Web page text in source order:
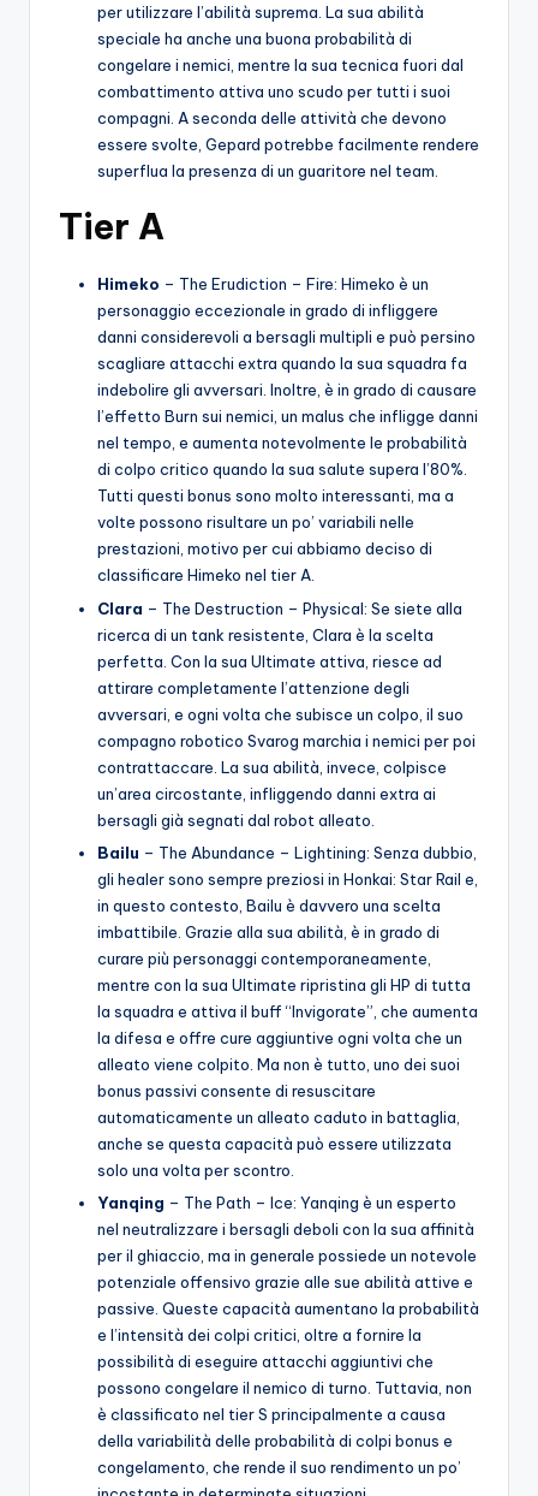
per utilizzare l’abilità suprema. La sua abilità
speciale ha anche una buona probabilità di
congelare i nemici, mentre la sua tecnica fuori dal
combattimento attiva uno scudo per tutti i suoi
compagni. A seconda delle attività che devono
essere svolte, Gepard potrebbe facilmente rendere
superflua la presenza di un guaritore nel team.
Tier A
Himeko – The Erudiction – Fire: Himeko è un
personaggio eccezionale in grado di infliggere
danni considerevoli a bersagli multipli e può persino
scagliare attacchi extra quando la sua squadra fa
indebolire gli avversari. Inoltre, è in grado di causare
l’effetto Burn sui nemici, un malus che infligge danni
nel tempo, e aumenta notevolmente le probabilità
di colpo critico quando la sua salute supera l’80%.
Tutti questi bonus sono molto interessanti, ma a
volte possono risultare un po’ variabili nelle
prestazioni, motivo per cui abbiamo deciso di
classificare Himeko nel tier A.
Clara – The Destruction – Physical: Se siete alla
ricerca di un tank resistente, Clara è la scelta
perfetta. Con la sua Ultimate attiva, riesce ad
attirare completamente l’attenzione degli
avversari, e ogni volta che subisce un colpo, il suo
compagno robotico Svarog marchia i nemici per poi
contrattaccare. La sua abilità, invece, colpisce
un’area circostante, infliggendo danni extra ai
bersagli già segnati dal robot alleato.
Bailu – The Abundance – Lightining: Senza dubbio,
gli healer sono sempre preziosi in Honkai: Star Rail e,
in questo contesto, Bailu è davvero una scelta
imbattibile. Grazie alla sua abilità, è in grado di
curare più personaggi contemporaneamente,
mentre con la sua Ultimate ripristina gli HP di tutta
la squadra e attiva il buff “Invigorate”, che aumenta
la difesa e offre cure aggiuntive ogni volta che un
alleato viene colpito. Ma non è tutto, uno dei suoi
bonus passivi consente di resuscitare
automaticamente un alleato caduto in battaglia,
anche se questa capacità può essere utilizzata
solo una volta per scontro.
Yanqing – The Path – Ice: Yanqing è un esperto
nel neutralizzare i bersagli deboli con la sua affinità
per il ghiaccio, ma in generale possiede un notevole
potenziale offensivo grazie alle sue abilità attive e
passive. Queste capacità aumentano la probabilità
e l’intensità dei colpi critici, oltre a fornire la
possibilità di eseguire attacchi aggiuntivi che
possono congelare il nemico di turno. Tuttavia, non
è classificato nel tier S principalmente a causa
della variabilità delle probabilità di colpi bonus e
congelamento, che rende il suo rendimento un po’